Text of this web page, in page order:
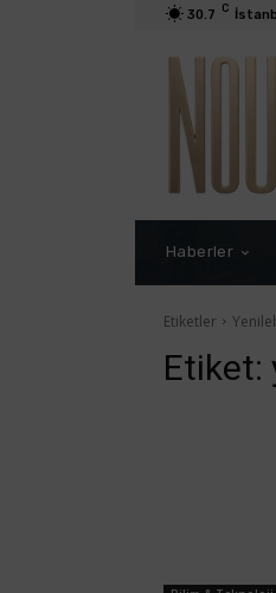
30.7 C
Haberler
Etiketler
Etiket: